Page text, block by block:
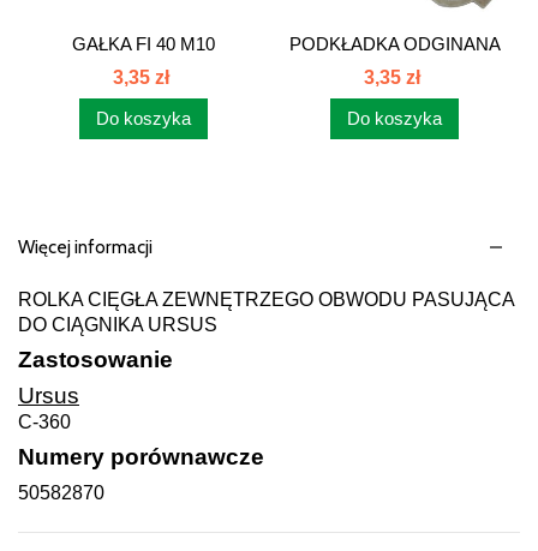
GAŁKA FI 40 M10
G40M10
3,35 zł
Do koszyka
PODKŁADKA ODGINANA
CZOPA...
3,35 zł
Do koszyka
Więcej informacji
ROLKA CIĘGŁA ZEWNĘTRZEGO OBWODU PASUJĄCA
DO CIĄGNIKA URSUS
Zastosowanie
Ursus
C-360
Numery porównawcze
50582870